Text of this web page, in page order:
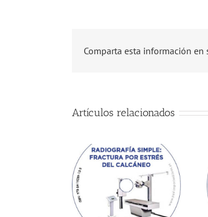
Comparta esta información
Artículos relacionados